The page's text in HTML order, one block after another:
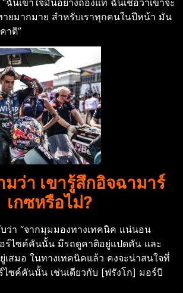
ฉันเข้าใจมันอย่างถ่องแท้ ฉันเชื่อว่าเขาจะ
ายมากมาย สำหรับเราทุกคนในปีหน้า มัน
าติ”
มว่า เขารู้สึกอิจฉามาร์
เกซหรือไม่?
ว่า “จากมุมมองทางเทคนิค แน่นอน
อร์ไซค์คันนั้น มีรถดูคาติอยู่แปดคัน และ
เสมอ ในทางเทคนิคแล้ว คงจะน่าสนใจที่
ไซค์คันนั้น เช่นเดียวกับ [ฟรังโก] มอร์บิ